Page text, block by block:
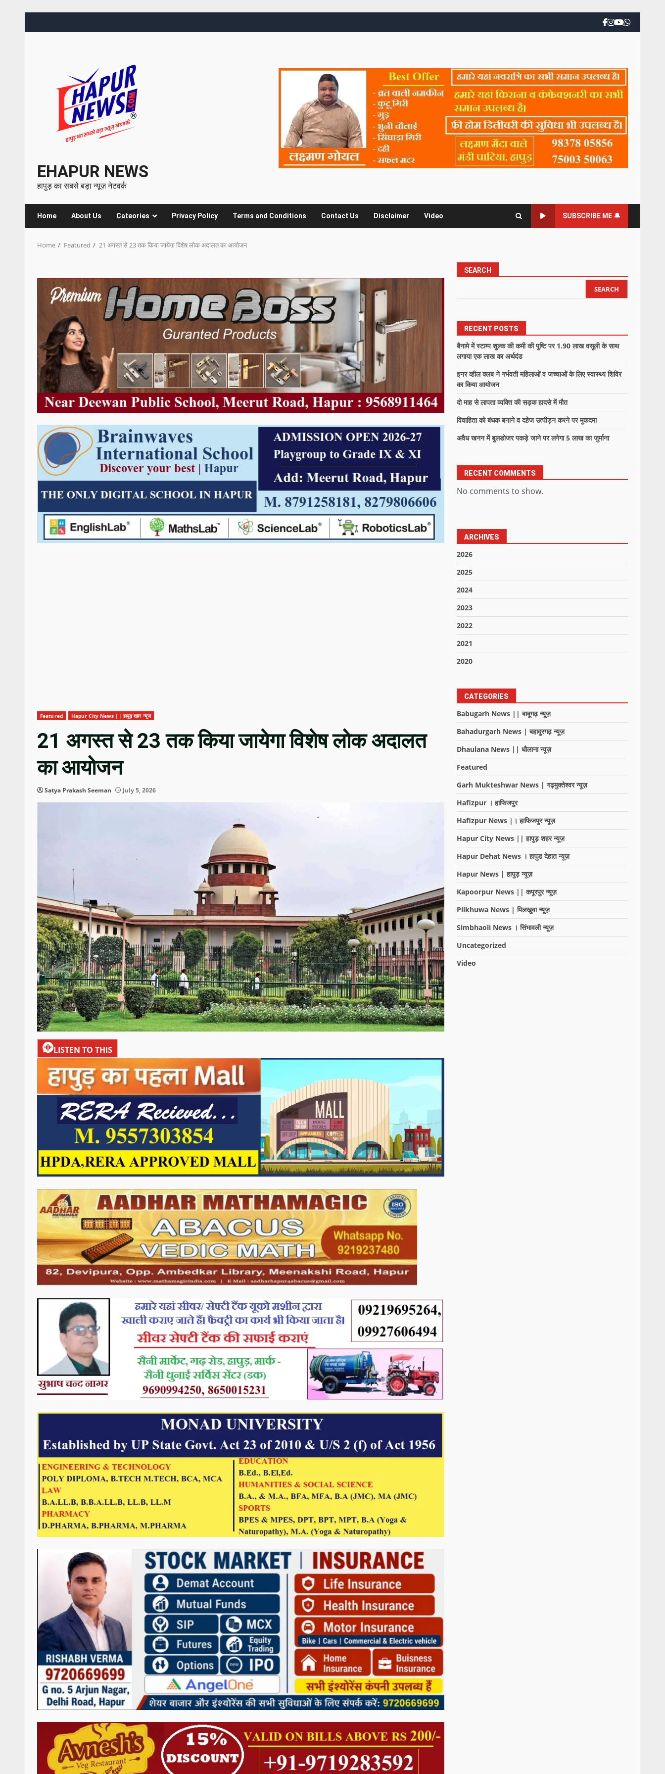
EHAPUR NEWS
हापुड़ का सबसे बड़ा न्यूज़ नेटवर्क
Home About Us Cateories Privacy Policy Terms and Conditions Contact Us Disclaimer Video SUBSCRIBE ME 🔔
Home Featured 21 अगस्त से 23 तक किया जायेगा विशेष लोक अदालत का आयोजन
Featured Hapur City News || हापुड़ शहर न्यूज़
21 अगस्त से 23 तक किया जायेगा विशेष लोक अदालत
का आयोजन
Satya Prakash Seeman July 5, 2026
LISTEN TO THIS
SEARCH
SEARCH
RECENT POSTS
बैनामे में स्टाम्प शुल्क की कमी की पुष्टि पर 1.90 लाख वसूली के साथ
लगाया एक लाख का अर्थदंड
इनर व्हील क्लब ने गर्भवती महिलाओं व जच्चाओं के लिए स्वास्थ्य शिविर
का किया आयोजन
दो माह से लापता व्यक्ति की सड़क हादसे में मौत
विवाहिता को बंधक बनाने व दहेज उत्पीड़न करने पर मुकदमा
अवैध खनन में बुलडोजर पकड़े जाने पर लगेगा 5 लाख का जुर्माना
RECENT COMMENTS
No comments to show.
ARCHIVES
2026
2025
2024
2023
2022
2021
2020
CATEGORIES
Babugarh News || बाबूगढ़ न्यूज़
Bahadurgarh News | बहादुरगढ़ न्यूज़
Dhaulana News || धौलाना न्यूज़
Featured
Garh Mukteshwar News | गढ़मुक्तेश्वर न्यूज़
Hafizpur । हाफिजपुर
Hafizpur News |। हाफिजपुर न्यूज़
Hapur City News || हापुड़ शहर न्यूज़
Hapur Dehat News । हापुड देहात न्यूज़
Hapur News | हापुड़ न्यूज़
Kapoorpur News || कपूरपुर न्यूज़
Pilkhuwa News | पिलखुवा न्यूज़
Simbhaoli News । सिंभावली न्यूज़
Uncategorized
Video